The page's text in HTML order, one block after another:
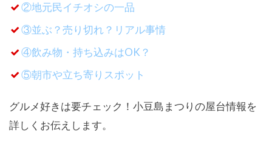
②地元民イチオシの一品
③並ぶ？売り切れ？リアル事情
④飲み物・持ち込みはOK？
⑤朝市や立ち寄りスポット
グルメ好きは要チェック！小豆島まつりの屋台情報を
詳しくお伝えします。